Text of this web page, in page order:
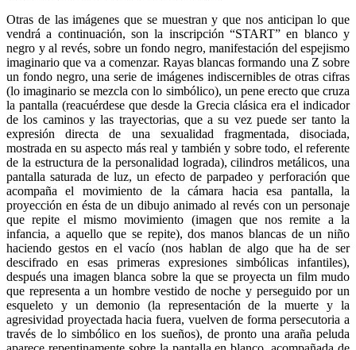
Otras de las imágenes que se muestran y que nos anticipan lo que
vendrá a continuación, son la inscripción “START” en blanco y
negro y al revés, sobre un fondo negro, manifestación del espejismo
imaginario que va a comenzar. Rayas blancas formando una Z sobre
un fondo negro, una serie de imágenes indiscernibles de otras cifras
(lo imaginario se mezcla con lo simbólico), un pene erecto que cruza
la pantalla (reacuérdese que desde la Grecia clásica era el indicador
de los caminos y las trayectorias, que a su vez puede ser tanto la
expresión directa de una sexualidad fragmentada, disociada,
mostrada en su aspecto más real y también y sobre todo, el referente
de la estructura de la personalidad lograda), cilindros metálicos, una
pantalla saturada de luz, un efecto de parpadeo y perforación que
acompaña el movimiento de la cámara hacia esa pantalla, la
proyección en ésta de un dibujo animado al revés con un personaje
que repite el mismo movimiento (imagen que nos remite a la
infancia, a aquello que se repite), dos manos blancas de un niño
haciendo gestos en el vacío (nos hablan de algo que ha de ser
descifrado en esas primeras expresiones simbólicas infantiles),
después una imagen blanca sobre la que se proyecta un film mudo
que representa a un hombre vestido de noche y perseguido por un
esqueleto y un demonio (la representación de la muerte y la
agresividad proyectada hacia fuera, vuelven de forma persecutoria a
través de lo simbólico en los sueños), de pronto una araña peluda